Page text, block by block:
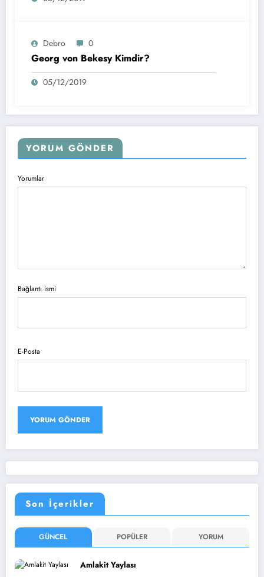
Debro 0
Georg von Bekesy Kimdir?
05/12/2019
YORUM GÖNDER
Yorumlar
Bağlantı ismi
E-Posta
Son İçerikler
GÜNCEL POPÜLER YORUM
Amlakit Yaylası